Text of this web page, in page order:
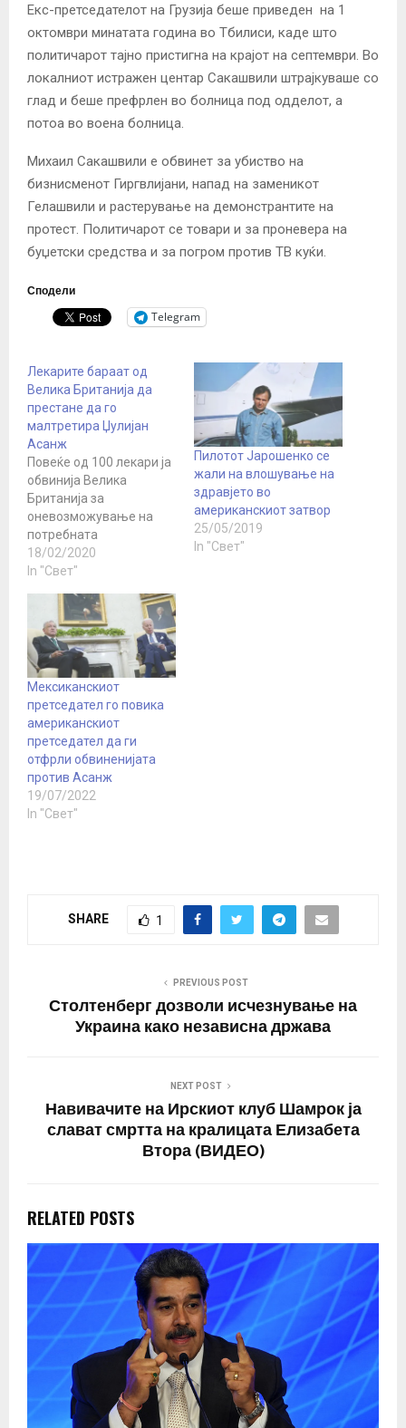
Екс-претседателот на Грузија беше приведен на 1
октомври минатата година во Тбилиси, каде што
политичарот тајно пристигна на крајот на септември. Во
локалниот истражен центар Сакашвили штрајкуваше со
глад и беше префрлен во болница под одделот, а
потоа во воена болница.
Михаил Сакашвили е обвинет за убиство на
бизнисменот Гиргвлијани, напад на заменикот
Гелашвили и растерување на демонстрантите на
протест. Политичарот се товари и за проневера на
буџетски средства и за погром против ТВ куќи.
Сподели
Telegram
Лекарите бараат од
Велика Британија да
престане да го
малтретира Џулијан
Асанж
Повеќе од 100 лекари ја
обвинија Велика
Британија за
оневозможување на
потребната
здравствена заштита за
затворениот основач на
Асанж и дека
дозволиле третман за
кој претставник на ООН
рече дека се граничи со
тортура. Лекарите
престане со
„психолошката тортура
и медицинско
запоставување на
Асанж…
18/02/2020
In "Свет"
Пилотот Јарошенко се
жали на влошување на
здравјето во
американскиот затвор
25/05/2019
In "Свет"
Мексиканскиот
претседател го повика
американскиот
претседател да ги
отфрли обвиненијата
против Асанж
19/07/2022
In "Свет"
SHARE 1
PREVIOUS POST
Столтенберг дозволи исчезнување на
Украина како независна држава
NEXT POST
Навивачите на Ирскиот клуб Шамрок ја
слават смртта на кралицата Елизабета
Втора (ВИДЕО)
RELATED POSTS